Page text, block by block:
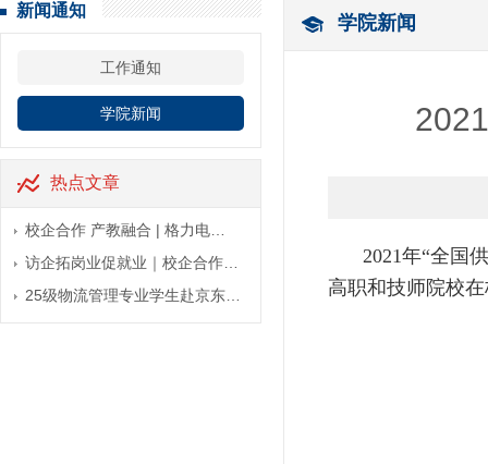
新闻通知
工作通知
学院新闻
热点文章
校企合作 产教融合 | 格力电…
访企拓岗业促就业｜校企合作…
25级物流管理专业学生赴京东…
学院新闻
2021年“全国
高职和技师院校